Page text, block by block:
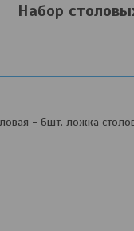
Набор
- 6шт. ложка